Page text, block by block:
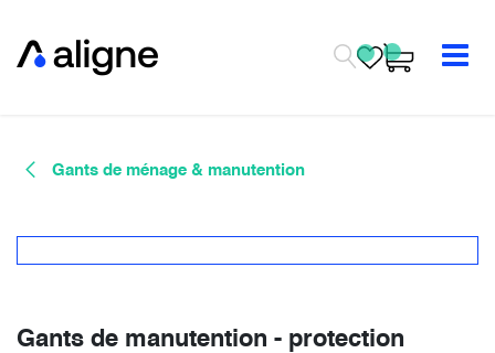
Gants de ménage & manutention
Gants de manutention - protection